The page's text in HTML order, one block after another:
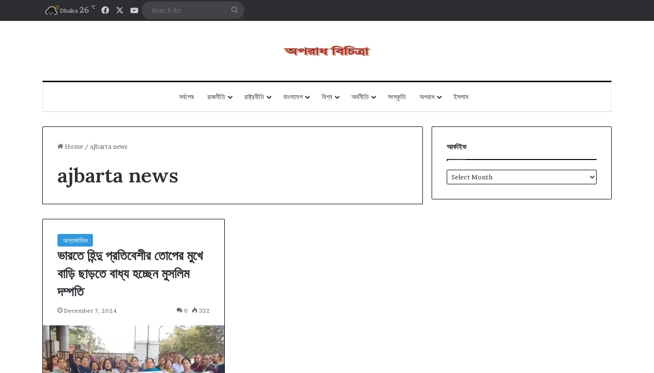
Dhaka 26 ℃ FacebookYouTube
সর্বশেষ রাজনীতি রাষ্ট্রনীতি বাংলাদেশ বিশ্ব অর্থনীতি সংস্কৃতি অপরাধ ইসলাম
Home / ajbarta news
ajbarta news
আন্তর্জাতিক
ভারতে হিন্দু প্রতিবেশীর তোপের মুখে
বাড়ি ছাড়তে বাধ্য হচ্ছেন মুসলিম
দম্পতি
December 7, 2024 0 332
আর্কাইভ
আর্কাইভ